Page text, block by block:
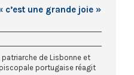
c’est une grande joie »
patriarche de Lisbonne et
portugaise réagit